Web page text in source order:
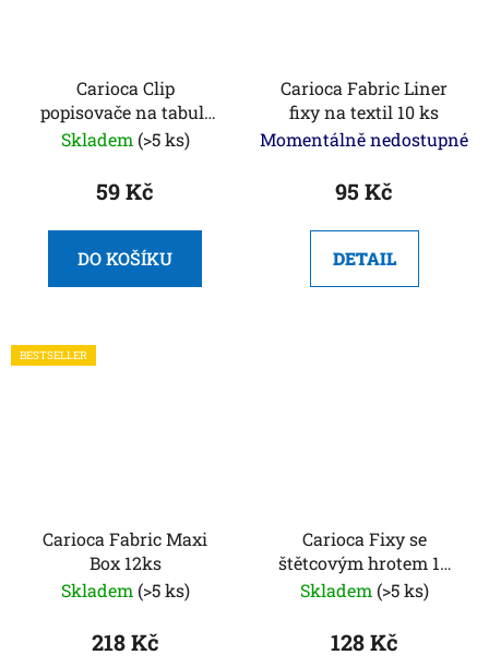
Carioca Clip
popisovače na tabuli
4ks
Skladem (>5 ks)
59 Kč
DO KOŠÍKU
Carioca Fabric Liner
fixy na textil 10 ks
Momentálně nedostupné
95 Kč
DETAIL
BESTSELLER
Carioca Fabric Maxi
Box 12ks
Skladem (>5 ks)
218 Kč
Carioca Fixy se
štětcovým hrotem 10
ks
Skladem (>5 ks)
128 Kč